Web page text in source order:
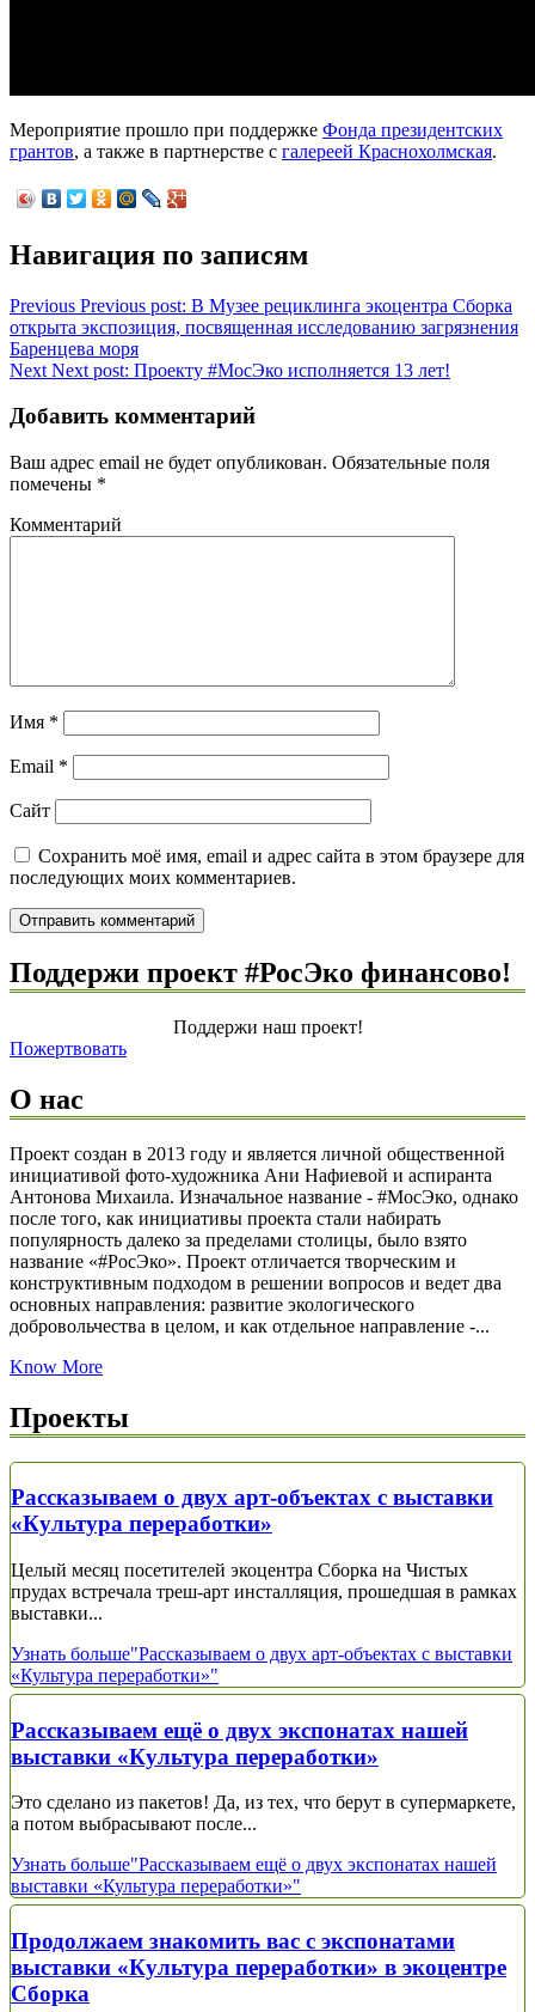
Мероприятие прошло при поддержке Фонда президентских
грантов, а также в партнерстве с галереей Краснохолмская.
Навигация по записям
Previous Previous post: В Музее рециклинга экоцентра Сборка
открыта экспозиция, посвященная исследованию загрязнения
Баренцева моря
Next Next post: Проекту #МосЭко исполняется 13 лет!
Добавить комментарий
Ваш адрес email не будет опубликован. Обязательные поля
помечены *
Комментарий
Имя *
Email *
Сайт
Сохранить моё имя, email и адрес сайта в этом браузере для
последующих моих комментариев.
Поддержи проект #РосЭко финансово!
Поддержи наш проект!
Пожертвовать
О нас
Проект создан в 2013 году и является личной общественной
инициативой фото-художника Ани Нафиевой и аспиранта
Антонова Михаила. Изначальное название - #МосЭко, однако
после того, как инициативы проекта стали набирать
популярность далеко за пределами столицы, было взято
название «#РосЭко». Проект отличается творческим и
конструктивным подходом в решении вопросов и ведет два
основных направления: развитие экологического
добровольчества в целом, и как отдельное направление -...
Know More
Проекты
Рассказываем о двух арт-объектах с выставки
«Культура переработки»
Целый месяц посетителей экоцентра Сборка на Чистых
прудах встречала треш-арт инсталляция, прошедшая в рамках
выставки...
Узнать больше"Рассказываем о двух арт-объектах с выставки
«Культура переработки»"
Рассказываем ещё о двух экспонатах нашей
выставки «Культура переработки»
Это сделано из пакетов! Да, из тех, что берут в супермаркете,
а потом выбрасывают после...
Узнать больше"Рассказываем ещё о двух экспонатах нашей
выставки «Культура переработки»"
Продолжаем знакомить вас с экспонатами
выставки «Культура переработки» в экоцентре
Сборка